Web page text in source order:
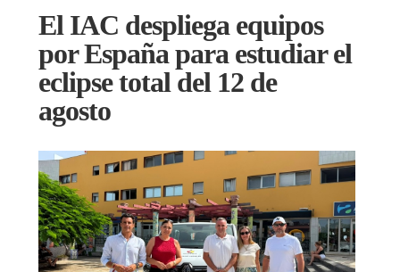
El IAC despliega equipos
por España para estudiar el
eclipse total del 12 de
agosto